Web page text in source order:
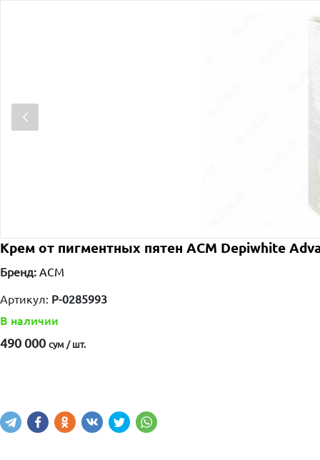
Крем от пигментных пятен ACM Depiwhite
Бренд: ACM
Артикул: P-0285993
В наличии
490 000 сум / шт.